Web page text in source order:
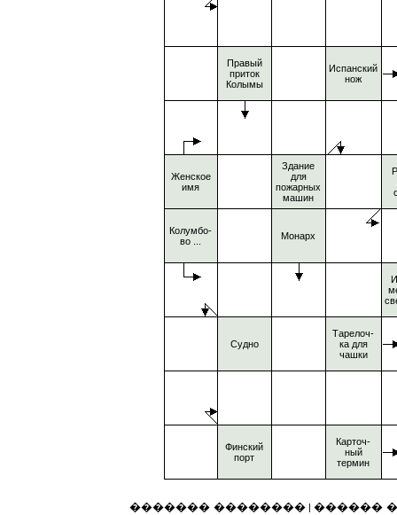
Правый
приток
Колымы
Испанский
нож
Женское
имя
Здание
для
пожарных
машин
Колумбо-
во ...
Монарх
Судно
Тарелоч-
ка для
чашки
Финский
порт
Карточ-
ный
термин
������� ��������| ������